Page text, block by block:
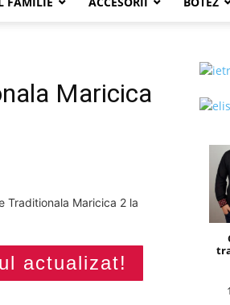
Maricica
Traditionala Maricica 2 la
actualizat!